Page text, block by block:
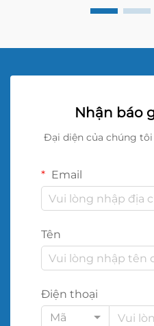
Nhận báo
Đại diện của chúng tôi
Email
Tên
Điện thoại
Mã